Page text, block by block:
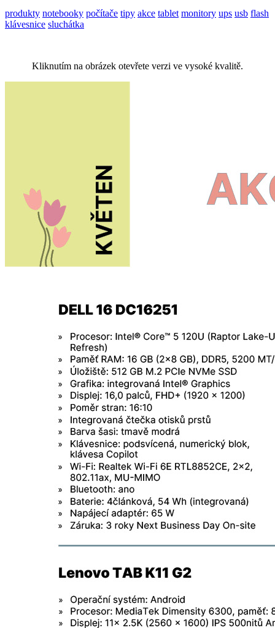
produkty notebooky počítače tipy akce tablet monitory ups usb flash
klávesnice sluchátka
Kliknutím na obrázek otevřete verzi ve vysoké kvalitě.